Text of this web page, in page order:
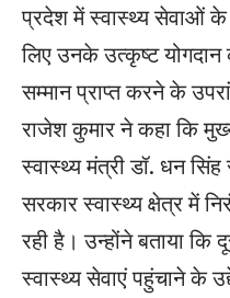
प्रदेश में स्वास्थ्य सेवाओं
लिए उनके उत्कृष्ट योगदान
सम्मान प्राप्त करने के
राजेश कुमार ने कहा कि
स्वास्थ्य मंत्री डॉ. धन सिंह
सरकार स्वास्थ्य क्षेत्र में
रही है। उन्होंने बताया कि
स्वास्थ्य सेवाएं पहुंचाने के